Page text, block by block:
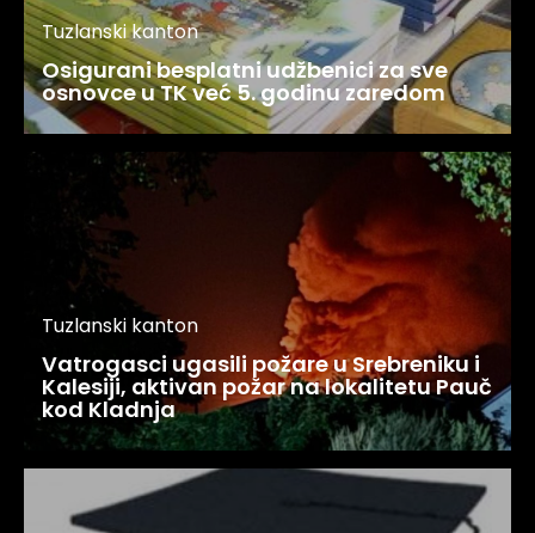
Tuzlanski kanton
Osigurani besplatni udžbenici za sve
osnovce u TK već 5. godinu zaredom
Tuzlanski kanton
Vatrogasci ugasili požare u Srebreniku i
Kalesiji, aktivan požar na lokalitetu Pauč
kod Kladnja